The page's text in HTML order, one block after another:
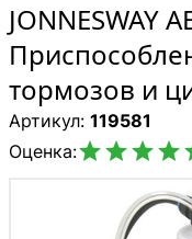
JONNESWAY
тормозов и
Артикул: 119581
Оценка: